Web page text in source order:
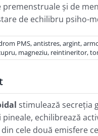
premenstruale şi de
de echilibru psiho-
PMS,antistres,argint,
, magneziu, reintineritor,
stimulează secreţia
echilibrează
cele două emisfere